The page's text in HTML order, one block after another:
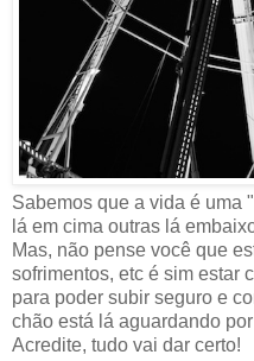
Sabemos que a vida é uma
lá em cima outras lá
Mas, não pense você que
sofrimentos, etc é sim estar
para poder subir seguro e
chão está lá aguardando
Acredite, tudo vai dar certo!